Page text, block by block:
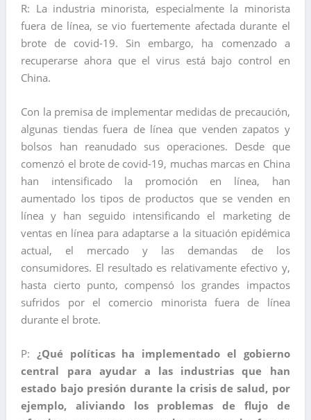
R: La industria minorista, especialmente la minorista
fuera de línea, se vio fuertemente afectada durante el
brote de covid-19. Sin embargo, ha comenzado a
recuperarse ahora que el virus está bajo control en
China.
Con la premisa de implementar medidas de precaución,
algunas tiendas fuera de línea que venden zapatos y
bolsos han reanudado sus operaciones. Desde que
comenzó el brote de covid-19, muchas marcas en China
han intensificado la promoción en línea, han
aumentado los tipos de productos que se venden en
línea y han seguido intensificando el marketing de
ventas en línea para adaptarse a la situación epidémica
actual, el mercado y las demandas de los
consumidores. El resultado es relativamente efectivo y,
hasta cierto punto, compensó los grandes impactos
sufridos por el comercio minorista fuera de línea
durante el brote.
P: ¿Qué políticas ha implementado el gobierno
central para ayudar a las industrias que han
estado bajo presión durante la crisis de salud, por
ejemplo, aliviando los problemas de flujo de